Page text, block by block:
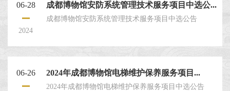
06-28
2024
成都博物馆安防系统管理技术服务项目中选公...
成都博物馆安防系统管理技术服务项目中选公告
06-26 2024年成都博物馆电梯维护保养服务项目...
2024年成都博物馆电梯维护保养服务项目中选公告